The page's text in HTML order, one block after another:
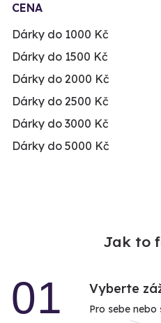
CENA
Dárky do 1000 Kč
Dárky do 1500 Kč
Dárky do 2000 Kč
Dárky do 2500 Kč
Dárky do 3000 Kč
Dárky do 5000 Kč
Jak to
01 Vyberte
Pro sebe nebo